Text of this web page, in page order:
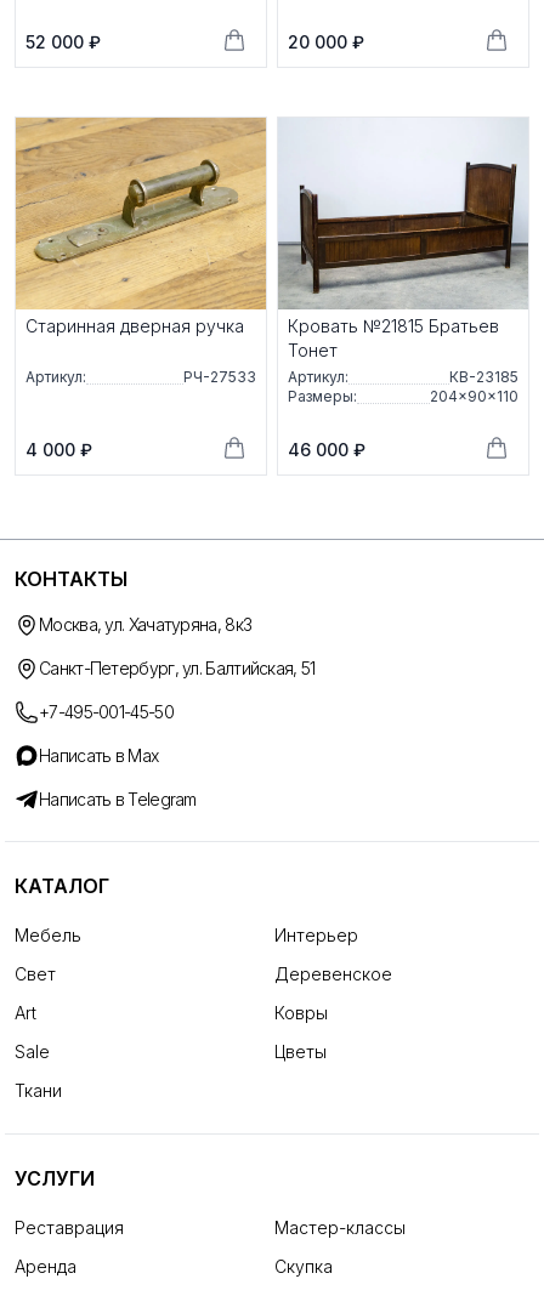
52 000 ₽ 20 000 ₽
Старинная дверная ручка
Артикул: РЧ-27533
4 000 ₽
Кровать №21815 Братьев
Тонет
Артикул:
КВ-23185
Размеры:
204×90×110
46 000 ₽
КОНТАКТЫ
Москва, ул. Хачатуряна, 8к3
Санкт-Петербург, ул. Балтийская, 51
+7-495-001-45-50
Написать в Max
Написать в Telegram
КАТАЛОГ
Мебель
Интерьер
Свет
Деревенское
Art
Ковры
Sale
Цветы
Ткани
УСЛУГИ
Реставрация
Мастер-классы
Аренда
Скупка